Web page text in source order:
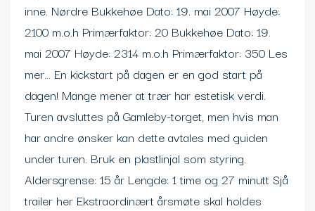
inne. Nørdre Bukkehøe Dato: 19. mai 2007 Høyde:
2100 m.o.h Primærfaktor: 20 Bukkehøe Dato: 19.
mai 2007 Høyde: 2314 m.o.h Primærfaktor: 350 Les
mer… En kickstart på dagen er en god start på
dagen! Mange mener at trær har estetisk verdi.
Turen avsluttes på Gamleby-torget, men hvis man
har andre ønsker kan dette avtales med guiden
under turen. Bruk en plastlinjal som styring.
Aldersgrense: 15 år Lengde: 1 time og 27 minutt Sjå
trailer her Ekstraordinært årsmøte skal holdes